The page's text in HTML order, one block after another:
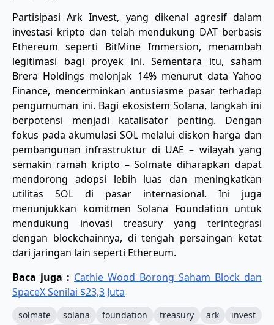
Partisipasi Ark Invest, yang dikenal agresif dalam
investasi kripto dan telah mendukung DAT berbasis
Ethereum seperti BitMine Immersion, menambah
legitimasi bagi proyek ini. Sementara itu, saham
Brera Holdings melonjak 14% menurut data Yahoo
Finance, mencerminkan antusiasme pasar terhadap
pengumuman ini. Bagi ekosistem Solana, langkah ini
berpotensi menjadi katalisator penting. Dengan
fokus pada akumulasi SOL melalui diskon harga dan
pembangunan infrastruktur di UAE – wilayah yang
semakin ramah kripto – Solmate diharapkan dapat
mendorong adopsi lebih luas dan meningkatkan
utilitas SOL di pasar internasional. Ini juga
menunjukkan komitmen Solana Foundation untuk
mendukung inovasi treasury yang terintegrasi
dengan blockchainnya, di tengah persaingan ketat
dari jaringan lain seperti Ethereum.
Baca juga : Cathie Wood Borong Saham Block dan
SpaceX Senilai $23,3 Juta
solmate solana foundation treasury ark
invest